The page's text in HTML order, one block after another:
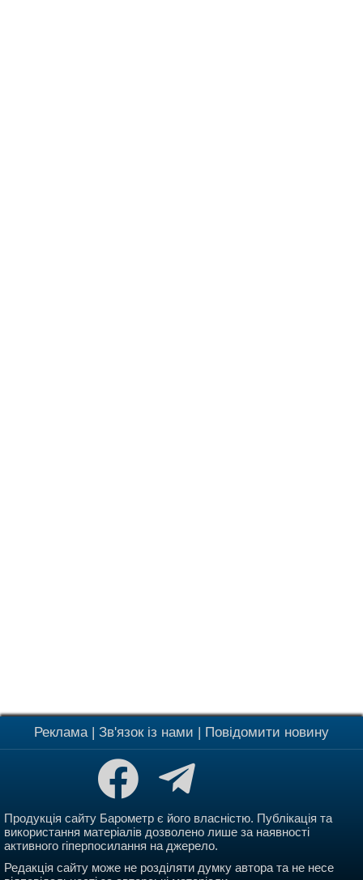
Реклама| Зв'язок із нами | Повідомити новину
Продукція сайту Барометр є його власністю. Публікація та
використання матеріалів дозволено лише за наявності
активного гіперпосилання на джерело.
Редакція сайту може не розділяти думку автора та не несе